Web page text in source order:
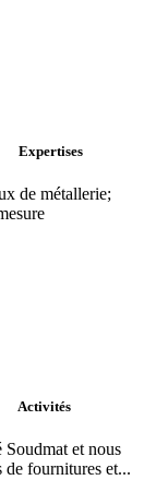
Expertises
de métallerie;
Activités
Soudmat et nous
de fournitures et...